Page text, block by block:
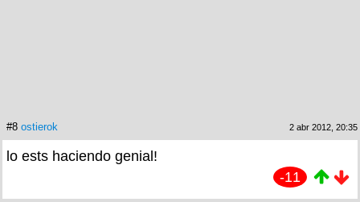
#8 ostierok 2 abr 2012, 20:35
lo ests haciendo genial!
-11